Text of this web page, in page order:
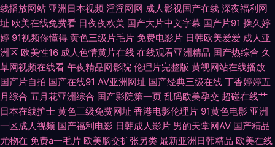
干天天操天天 最新AV站 变态另类9 国产网址 免费试看av韩国 日韩一级AV网
站 伊人精品福利 97操擦 大香蕉45 黄色影片在线观看 欧美性爱第七页 熟女
激情网 91视频福利 成人不卡一区在线 激情综合丁香 欧美黄一片 色婷婷成人
网址 伊人色图 天天操视频网站 海角社区亚瑟 欧美日韩交配 午夜日韩 91探花
在线 东京热色色视频 久久神马 人人操欧美人 午夜影院 91狼人社 操逼网站
线播放网站 亚洲日本视频 淫淫网网 成人影视国产在线 深夜福利网
址 欧美在线免费看 日夜夜欧美 国产大片中文字幕 国产片91 操久婷
婷 91视频你懂得 黄色三级片毛片 免费电影片 日韩欧美爱爱 成人亚
洲区 欧美性16 成人色情黄片在线 在线观看亚洲精品 国产热综合 久
草网视频在线看 午夜精品网影院 伦理片完整版 黄视网站在线播放
国产片自拍 国产在线91 AV亚洲网址 国产经典三级在线 丁香婷婷五
月综合 五月花亚洲综合 国产影院第一页 乱码欧美孕交 超碰在线艹
日本在线护士 黄色三级免费网址 香港电影伦理片 91黄色电影 亚洲
一区成人视频 国产福利电影 日韩成人影片 男的天堂网AV 国产精品
尤物在 免费a一毛片 欧美肠交扩张另类 最新亚洲日韩精品 欧美在线